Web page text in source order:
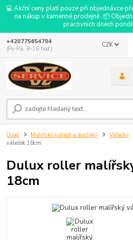
💻 Akční ceny platí pouze při objednávce
na nákup v kamenné prodejně. 📦
pracovních dnech
CZK
+420775654704
(Po-Pá, 8-16 hod.)
Úvod Malířské nářadí a doplňky Válečky
váleček 18cm
Dulux roller
18cm